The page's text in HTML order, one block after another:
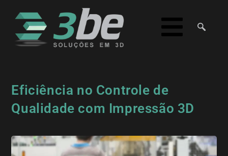
Eficiência no Controle de
Qualidade com Impressão 3D